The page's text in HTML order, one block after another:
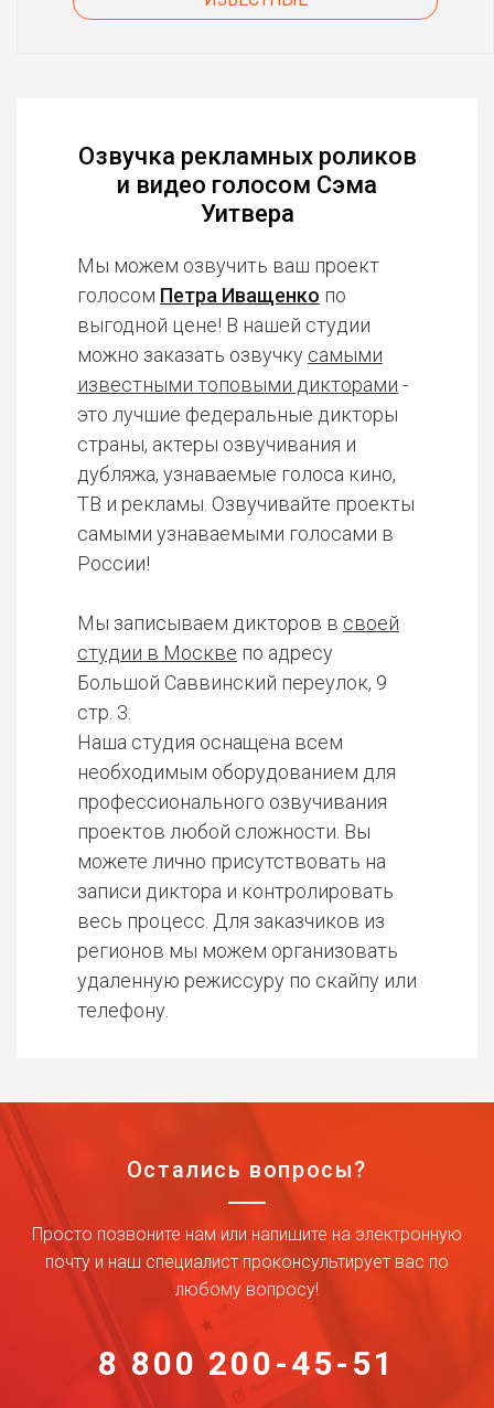
Озвучка рекламных роликов
и видео голосом Сэма
Уитвера
Мы можем озвучить ваш проект
голосом Петра Иващенко по
выгодной цене! В нашей студии
можно заказать озвучку самыми
известными топовыми дикторами -
это лучшие федеральные дикторы
страны, актеры озвучивания и
дубляжа, узнаваемые голоса кино,
ТВ и рекламы. Озвучивайте проекты
самыми узнаваемыми голосами в
России!
Мы записываем дикторов в своей
студии в Москве по адресу
Большой Саввинский переулок, 9
стр. 3.
Наша студия оснащена всем
необходимым оборудованием для
профессионального озвучивания
проектов любой сложности. Вы
можете лично присутствовать на
записи диктора и контролировать
весь процесс. Для заказчиков из
регионов мы можем организовать
удаленную режиссуру по скайпу или
телефону.
Остались вопросы?
Просто позвоните нам или напишите на электронную
почту и наш специалист проконсультирует вас по
любому вопросу!
8 800 200-45-51